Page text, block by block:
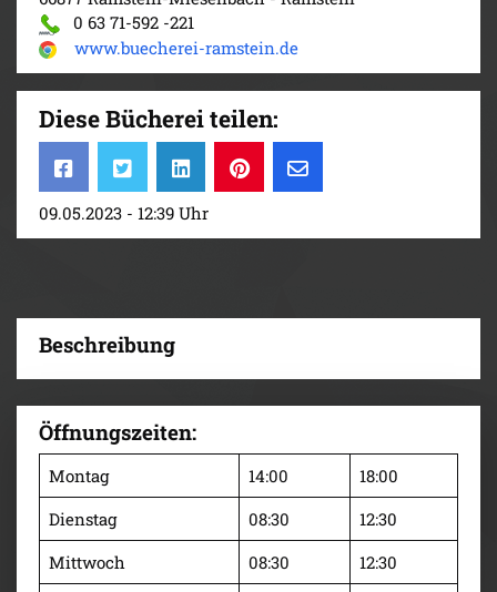
0 63 71-592 -221
www.buecherei-ramstein.de
Diese Bücherei teilen:
09.05.2023 - 12:39 Uhr
Beschreibung
Öffnungszeiten:
Montag 14:00
18:00
Dienstag
08:30
12:30
Mittwoch
08:30
12:30